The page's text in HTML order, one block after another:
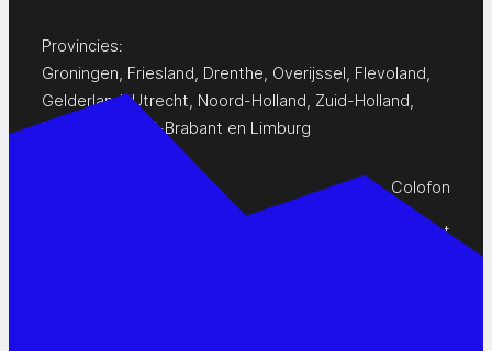
Provincies:
Groningen, Friesland, Drenthe, Overijssel, Flevoland,
Gelderland,Utrecht, Noord-Holland, Zuid-Holland,
Zeeland
Noord-Brabant en Limburg
Colofon
Privacy Statement